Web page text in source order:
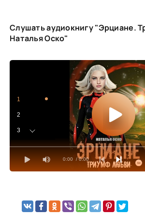
Слушать аудиокнигу "Эрциане.
Наталья Оско"
0:00 / 0:00
1
2
3
4